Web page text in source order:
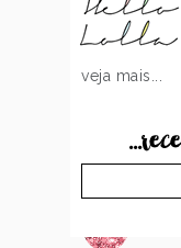
veja mais...